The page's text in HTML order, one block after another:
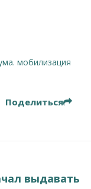
мобилизация
Поделиться
выдавать